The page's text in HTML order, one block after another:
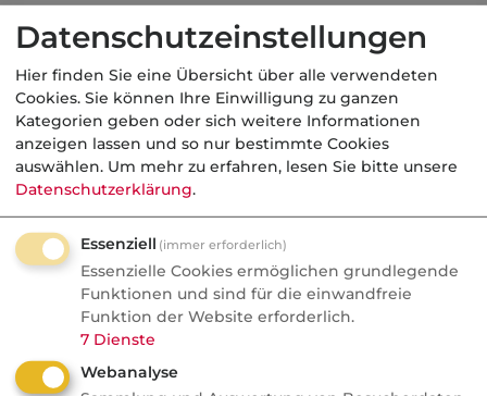
Rückdeckungsversicherungen).
Kategorie: Betriebliche Altersversorgung
AktuelleNachrichten
06.08.2026
Nachrichten
Check24 gibt eigene
Baufinanzierungsvermittlun
Datenschutzeinstellungen
Hier finden Sie eine Übersicht über alle verwendeten
Cookies. Sie können Ihre Einwilligung zu ganzen
Kategorien geben oder sich weitere Informationen
anzeigen lassen und so nur bestimmte Cookies
auswählen. Um mehr zu erfahren, lesen Sie bitte unsere
Datenschutzerklärung.
Essenziell (immer erforderlich)
Essenzielle Cookies ermöglichen grundlegende
Funktionen und sind für die einwandfreie
Funktion der Website erforderlich.
7 Dienste
Webanalyse